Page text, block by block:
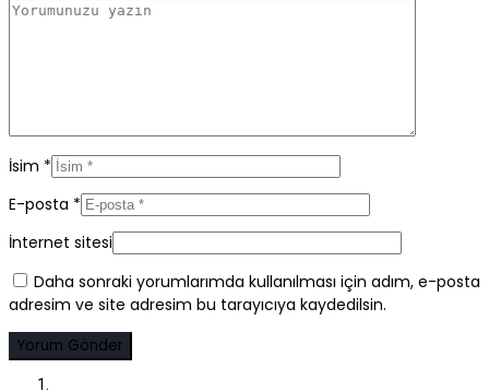
İsim *
E-posta *
İnternet sitesi
Daha sonraki yorumlarımda kullanılması için adım, e-posta
adresim ve site adresim bu tarayıcıya kaydedilsin.